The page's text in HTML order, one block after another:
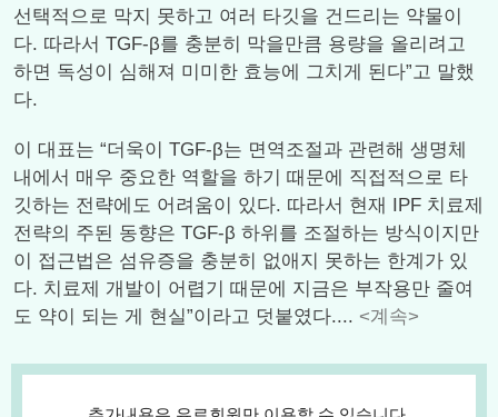
선택적으로 막지 못하고 여러 타깃을 건드리는 약물이
다. 따라서 TGF-β를 충분히 막을만큼 용량을 올리려고
하면 독성이 심해져 미미한 효능에 그치게 된다”고 말했
다.
이 대표는 “더욱이 TGF-β는 면역조절과 관련해 생명체
내에서 매우 중요한 역할을 하기 때문에 직접적으로 타
깃하는 전략에도 어려움이 있다. 따라서 현재 IPF 치료제
전략의 주된 동향은 TGF-β 하위를 조절하는 방식이지만
이 접근법은 섬유증을 충분히 없애지 못하는 한계가 있
다. 치료제 개발이 어렵기 때문에 지금은 부작용만 줄여
도 약이 되는 게 현실”이라고 덧붙였다.... <계속>